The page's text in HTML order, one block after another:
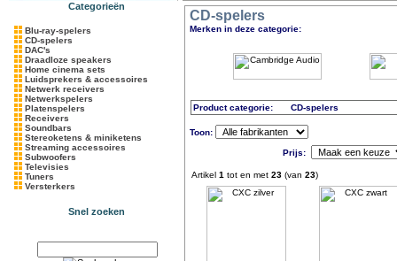
Categorieën
Blu-ray-spelers
CD-spelers
DAC's
Draadloze speakers
Home cinema sets
Luidsprekers & accessoires
Netwerk receivers
Netwerkspelers
Platenspelers
Receivers
Soundbars
Stereoketens & miniketens
Streaming accessoires
Subwoofers
Televisies
Tuners
Versterkers
Snel zoeken
CD-spelers
Merken in deze categorie:
Product categorie: CD-spelers
Toon:
Prijs:
Artikel 1 tot en met 23 (van 23)